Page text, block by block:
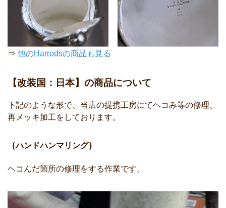
⇒ 他のHarrodsの商品も見る
【改装国：日本】の商品について
下記のような形で、当店の提携工房にてヘコみ等の修理、
再メッキ加工をしております。
｛ハンドハンマリング｝
ヘコんだ箇所の修理をする作業です。